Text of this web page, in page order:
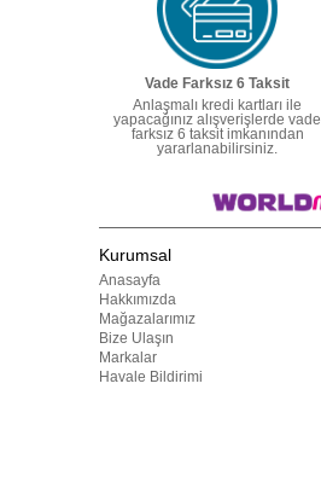
Vade Farksız 6 Taksit
Anlaşmalı kredi kartları ile
yapacağınız alışverişlerde vade
farksız 6 taksit imkanından
yararlanabilirsiniz.
Kurumsal
Anasayfa
Hakkımızda
Mağazalarımız
Bize Ulaşın
Markalar
Havale Bildirimi